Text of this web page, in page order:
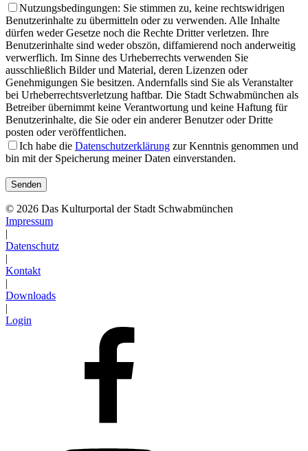
Nutzungsbedingungen: Sie stimmen zu, keine rechtswidrigen
Benutzerinhalte zu übermitteln oder zu verwenden. Alle Inhalte
dürfen weder Gesetze noch die Rechte Dritter verletzen. Ihre
Benutzerinhalte sind weder obszön, diffamierend noch anderweitig
verwerflich. Im Sinne des Urheberrechts verwenden Sie
ausschließlich Bilder und Material, deren Lizenzen oder
Genehmigungen Sie besitzen. Andernfalls sind Sie als Veranstalter
bei Urheberrechtsverletzung haftbar. Die Stadt Schwabmünchen als
Betreiber übernimmt keine Verantwortung und keine Haftung für
Benutzerinhalte, die Sie oder ein anderer Benutzer oder Dritte
posten oder veröffentlichen.
Ich habe die Datenschutzerklärung zur Kenntnis genommen und
bin mit der Speicherung meiner Daten einverstanden.
© 2026 Das Kulturportal der Stadt Schwabmünchen
Impressum
|
Datenschutz
|
Kontakt
|
Downloads
|
Login